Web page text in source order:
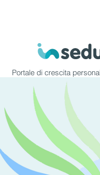
Portale di crescita